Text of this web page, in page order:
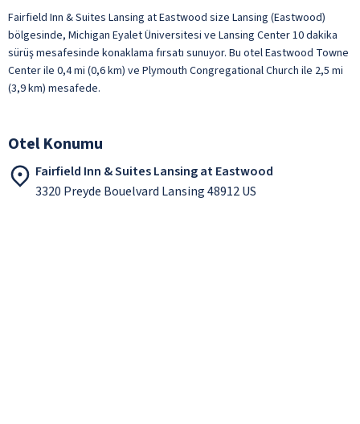
Fairfield Inn & Suites Lansing at Eastwood size Lansing (Eastwood)
bölgesinde, Michigan Eyalet Üniversitesi ve Lansing Center 10 dakika
sürüş mesafesinde konaklama fırsatı sunuyor. Bu otel Eastwood Towne
Center ile 0,4 mi (0,6 km) ve Plymouth Congregational Church ile 2,5 mi
(3,9 km) mesafede.
Otel Konumu
Fairfield Inn & Suites Lansing at Eastwood
3320 Preyde Bouelvard Lansing 48912 US